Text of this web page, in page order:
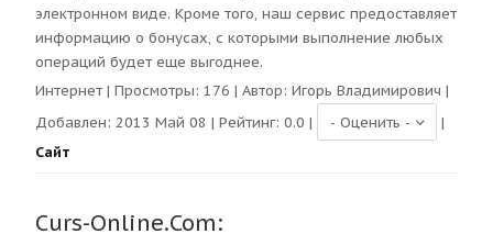
электронном виде. Кроме того, наш сервис предоставляет
информацию о бонусах, с которыми выполнение любых
операций будет еще выгоднее.
Интернет | Просмотры: 176 | Автор: Игорь Владимирович |
Добавлен: 2013 Май 08 | Рейтинг: 0.0 |
|
Сайт
Curs-Online.Com: